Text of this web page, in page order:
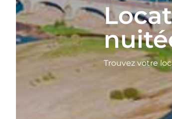
Trouvez votre